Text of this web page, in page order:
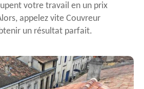
votre travail en un prix
appelez vite Couvreur
un résultat parfait.